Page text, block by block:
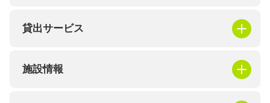
貸出サービス
施設情報